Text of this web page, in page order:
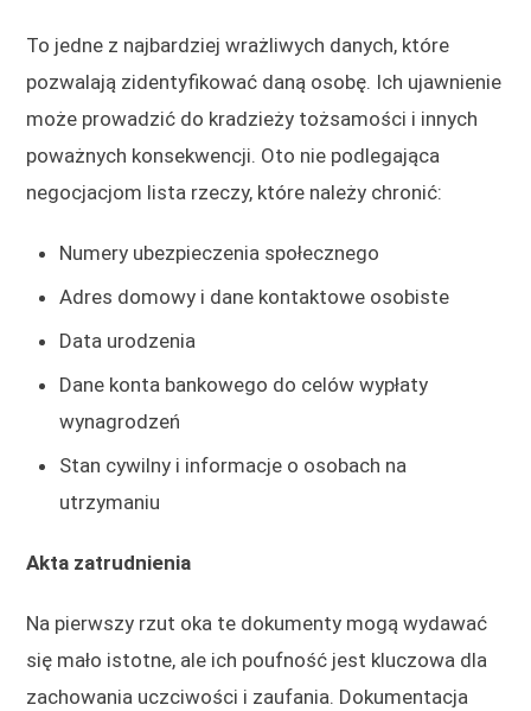
To jedne z najbardziej wrażliwych danych, które
pozwalają zidentyfikować daną osobę. Ich ujawnienie
może prowadzić do kradzieży tożsamości i innych
poważnych konsekwencji. Oto nie podlegająca
negocjacjom lista rzeczy, które należy chronić:
Numery ubezpieczenia społecznego
Adres domowy i dane kontaktowe osobiste
Data urodzenia
Dane konta bankowego do celów wypłaty
wynagrodzeń
Stan cywilny i informacje o osobach na
utrzymaniu
Akta zatrudnienia
Na pierwszy rzut oka te dokumenty mogą wydawać
się mało istotne, ale ich poufność jest kluczowa dla
zachowania uczciwości i zaufania. Dokumentacja